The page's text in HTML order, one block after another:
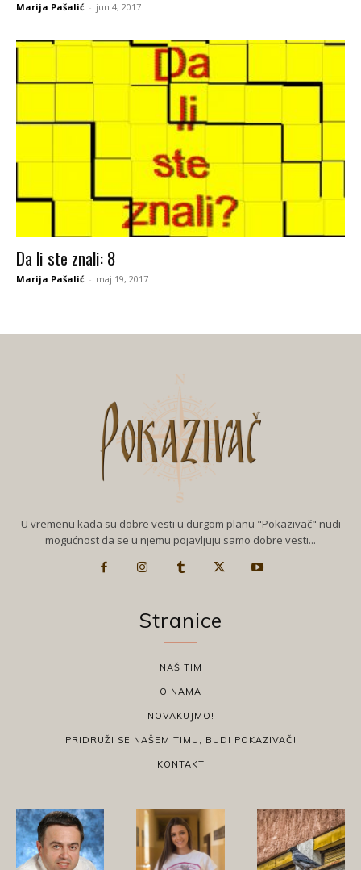
Marija Pašalić - jun 4, 2017
Da li ste znali: 8
Marija Pašalić - maj 19, 2017
U vremenu kada su dobre vesti u durgom planu "Pokazivač" nudi
mogućnost da se u njemu pojavljuju samo dobre vesti...
Stranice
NAŠ TIM
O NAMA
NOVAKUJMO!
PRIDRUŽI SE NAŠEM TIMU, BUDI POKAZIVAČ!
KONTAKT